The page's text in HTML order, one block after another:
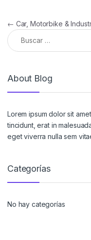
Navegación de
← Car, Motorbike &
Buscar:
About Blog
Lorem ipsum dolor sit
tincidunt, erat in
eget viverra nulla sem
Categorías
No hay categorías